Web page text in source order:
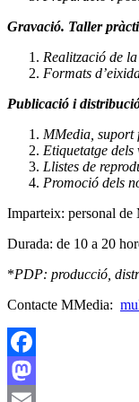
Gravació. Taller
Realització de
Formats
Publicació i
MMedia, suport
Etiquetatge dels
Llistes de
Promoció dels
Imparteix: personal
Durada: de 10 a 20
*PDP: producció,
Contacte MMedia:
Facebook